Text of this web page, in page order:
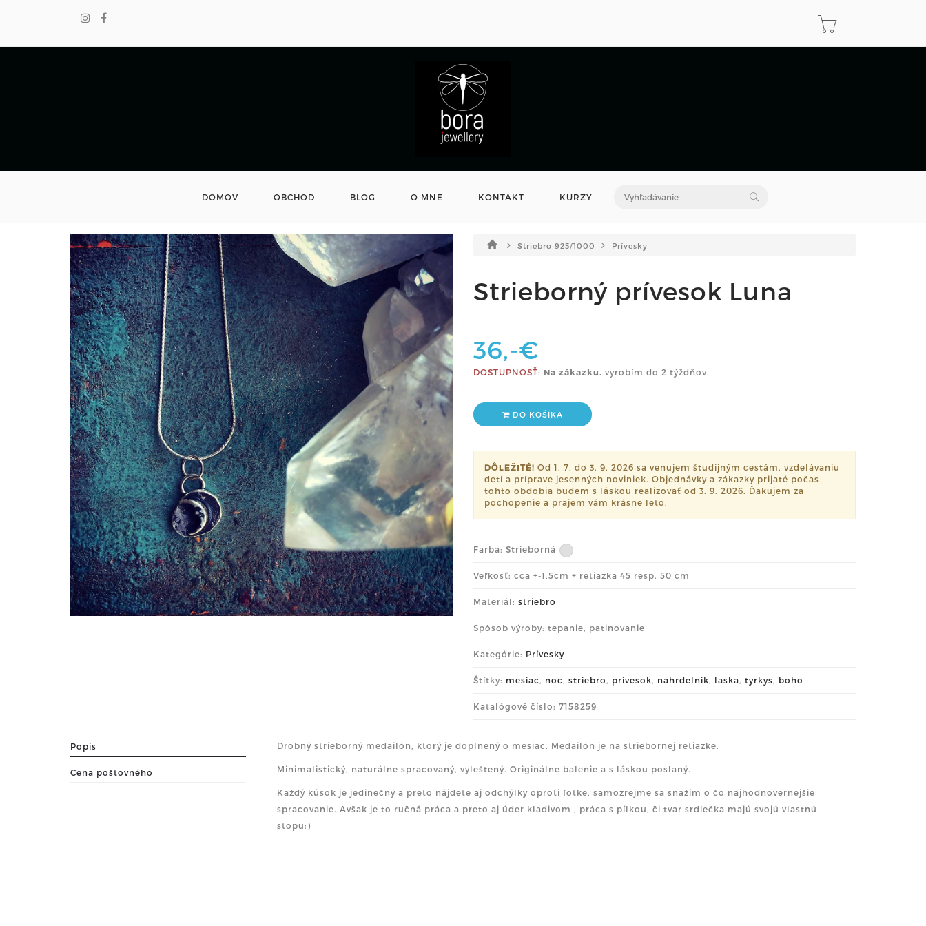
DOMOV OBCHOD BLOG O MNE KONTAKT KURZY
Striebro 925/1000 Prívesky
Strieborný prívesok Luna
36,-€
DOSTUPNOSŤ: Na zákazku. vyrobím do 2 týždňov.
DO KOŠÍKA
DÔLEŽITÉ! Od 1. 7. do 3. 9. 2026 sa venujem študijným cestám, vzdelávaniu
detí a príprave jesenných noviniek. Objednávky a zákazky prijaté počas
tohto obdobia budem s láskou realizovať od 3. 9. 2026. Ďakujem za
pochopenie a prajem vám krásne leto.
Farba: Strieborná
Veľkosť: cca +-1,5cm + retiazka 45 resp. 50 cm
Materiál: striebro
Spôsob výroby: tepanie, patinovanie
Kategórie: Prívesky
Štítky: mesiac , noc , striebro , privesok, nahrdelnik, laska, tyrkys, boho
Katalógové číslo: 7158259
Popis
Cena poštovného
Drobný strieborný medailón, ktorý je doplnený o mesiac. Medailón je na striebornej retiazke.
Minimalistický, naturálne spracovaný, vyleštený. Originálne balenie a s láskou poslaný.
Každý kúsok je jedinečný a preto nájdete aj odchýlky oproti fotke, samozrejme sa snažím o čo najhodnovernejšie
spracovanie. Avšak je to ručná práca a preto aj úder kladivom , práca s pílkou, či tvar srdiečka majú svojú vlastnú
stopu:)